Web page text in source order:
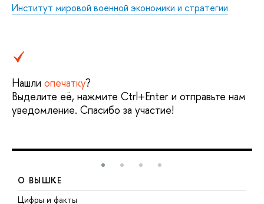
Институт мировой военной экономики и стратегии
Нашли опечатку?
Выделите её, нажмите Ctrl+Enter и отправьте нам
уведомление. Спасибо за участие!
О ВЫШКЕ
Цифры и факты